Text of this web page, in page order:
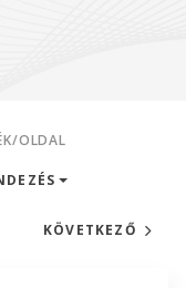
OLDAL
KÖVETKEZŐ